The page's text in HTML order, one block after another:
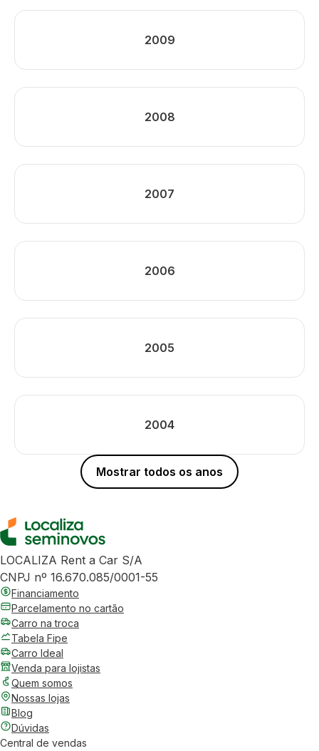
2009
2008
2007
2006
2005
2004
Mostrar todos os anos
LOCALIZA Rent a Car S/A
CNPJ nº 16.670.085/0001-55
Financiamento
Parcelamento no cartão
Carro na troca
Tabela Fipe
Carro Ideal
Venda para lojistas
Quem somos
Nossas lojas
Blog
Dúvidas
Central de vendas